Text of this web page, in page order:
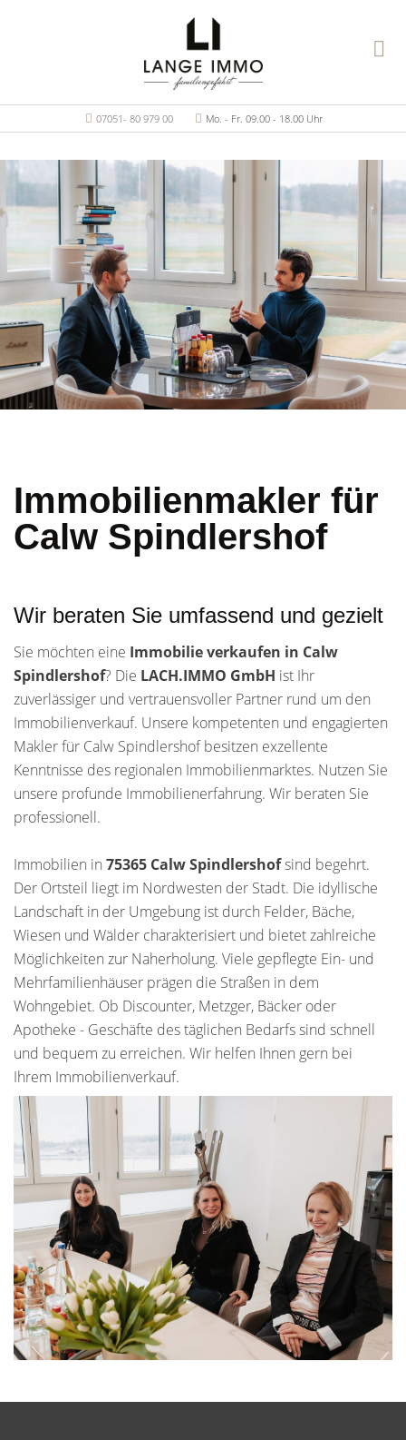
07051- 80 979 00 Mo. - Fr. 09.00 - 18.00 Uhr
Immobilienmakler für
Calw Spindlershof
Wir beraten Sie umfassend und gezielt
Sie möchten eine Immobilie verkaufen in Calw
Spindlershof? Die LACH.IMMO GmbH ist Ihr
zuverlässiger und vertrauensvoller Partner rund um den
Immobilienverkauf. Unsere kompetenten und engagierten
Makler für Calw Spindlershof besitzen exzellente
Kenntnisse des regionalen Immobilienmarktes. Nutzen Sie
unsere profunde Immobilienerfahrung. Wir beraten Sie
professionell.
Immobilien in 75365 Calw Spindlershofsind begehrt.
Der Ortsteil liegt im Nordwesten der Stadt. Die idyllische
Landschaft in der Umgebung ist durch Felder, Bäche,
Wiesen und Wälder charakterisiert und bietet zahlreiche
Möglichkeiten zur Naherholung. Viele gepflegte Ein- und
Mehrfamilienhäuser prägen die Straßen in dem
Wohngebiet. Ob Discounter, Metzger, Bäcker oder
Apotheke - Geschäfte des täglichen Bedarfs sind schnell
und bequem zu erreichen. Wir helfen Ihnen gern bei
Ihrem Immobilienverkauf.